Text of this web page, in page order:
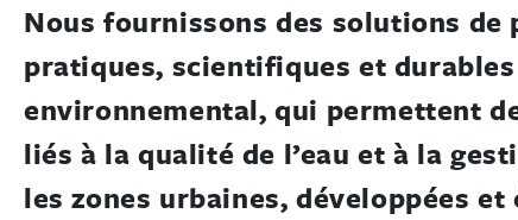
Nous fournissons des solutions de
pratiques, scientifiques et
environnemental, qui permettent
liés à la qualité de l’eau et à la
les zones urbaines, développées